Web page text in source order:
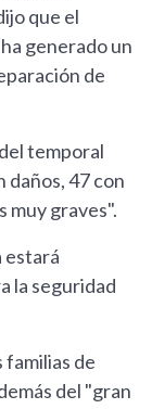
que el
generado un
de
temporal
daños, 47 con
muy graves".
estará
la seguridad
de
del "gran